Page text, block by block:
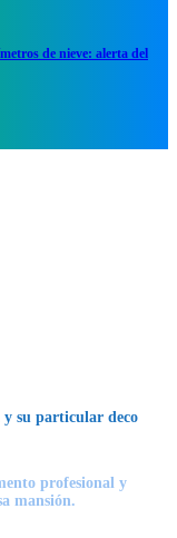
de nieve: alerta del
y su particular deco
profesional y
mansión.